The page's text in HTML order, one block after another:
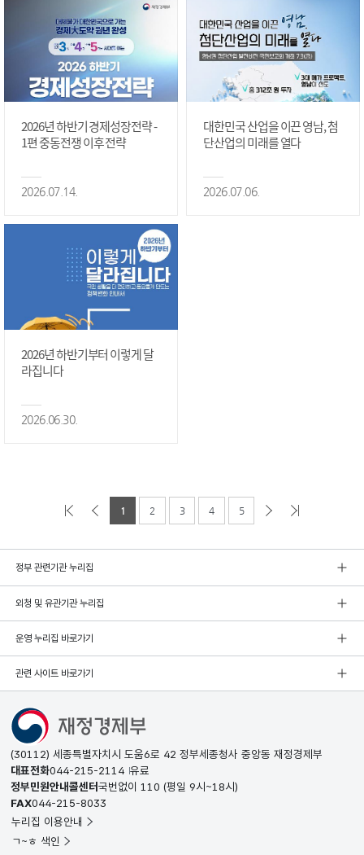
2026년 하반기 경제성장전략 -
1편 중동전쟁 이후 전략
2026.07.14.
대한민국 산업을 이끈 영남, 첨
단산업의 미래를 열다
2026.07.06.
2026년 하반기부터 이렇게 달
라집니다
2026.06.30.
1 2 3 4 5
정부 관련기관 누리집
외청 및 유관기관 누리집
운영 누리집 바로가기
관련 사이트 바로가기
(30112) 세종특별자치시 도움6로 42 정부세종청사 중앙동 재정경제부
대표전화044-215-2114 유료
정부민원안내콜센터국번없이 110 (평일 9시~18시)
FAX044-215-8033
누리집 이용안내
ㄱ~ㅎ 색인